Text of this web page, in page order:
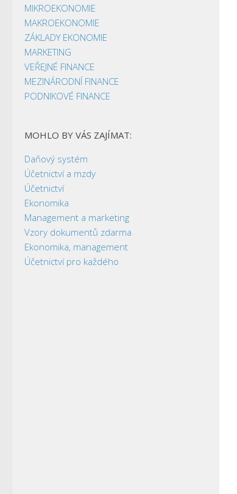
MIKROEKONOMIE
MAKROEKONOMIE
ZÁKLADY EKONOMIE
MARKETING
VEŘEJNÉ FINANCE
MEZINÁRODNÍ FINANCE
PODNIKOVÉ FINANCE
MOHLO BY VÁS ZAJÍMAT:
Daňový systém
Účetnictví a mzdy
Účetnictví
Ekonomika
Management a marketing
Vzory dokumentů zdarma
Ekonomika, management
Účetnictví pro každého